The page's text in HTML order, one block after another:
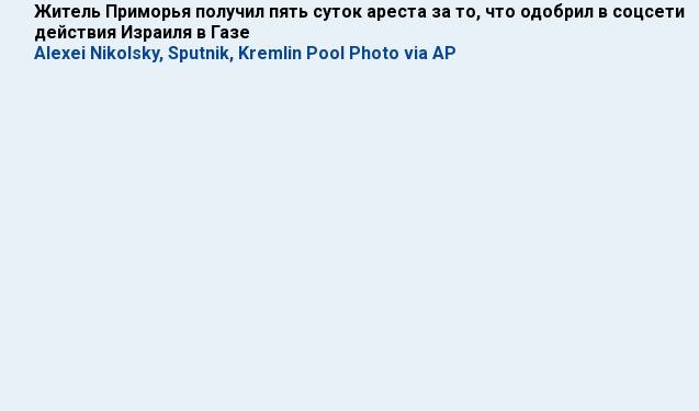
Житель Приморья получил пять суток ареста за то, что одобрил в соцсети
действия Израиля в Газе
Alexei Nikolsky, Sputnik, Kremlin Pool Photo via AP